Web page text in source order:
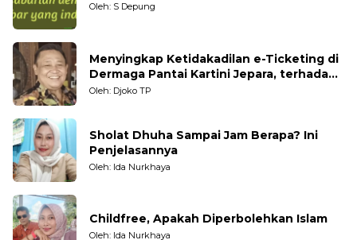
Oleh: S Depung
Menyingkap Ketidakadilan e-Ticketing di
Dermaga Pantai Kartini Jepara, terhadap
Nelayan Tradisional
Oleh: Djoko TP
Sholat Dhuha Sampai Jam Berapa? Ini
Penjelasannya
Oleh: Ida Nurkhaya
Childfree, Apakah Diperbolehkan Islam
Oleh: Ida Nurkhaya